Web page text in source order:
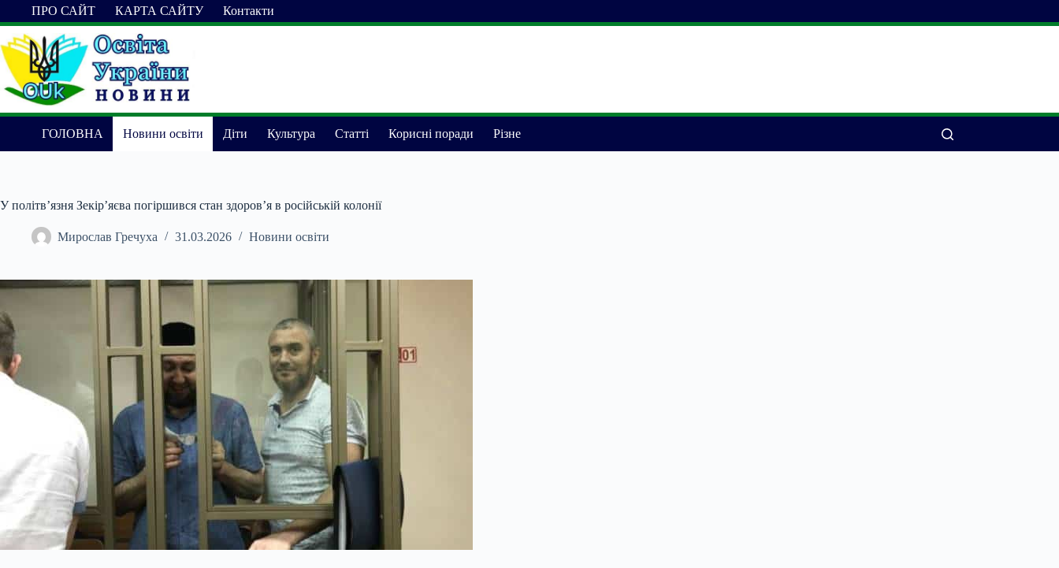
Перейти
до
вмісту
ПРО САЙТ КАРТА САЙТУ Контакти
ГОЛОВНА Новини освіти Діти Культура Статті Корисні поради Різне
У політв’язня Зекір’яєва погіршився стан здоров’я в російській колонії
Мирослав Гречуха 31.03.2026 Новини освіти